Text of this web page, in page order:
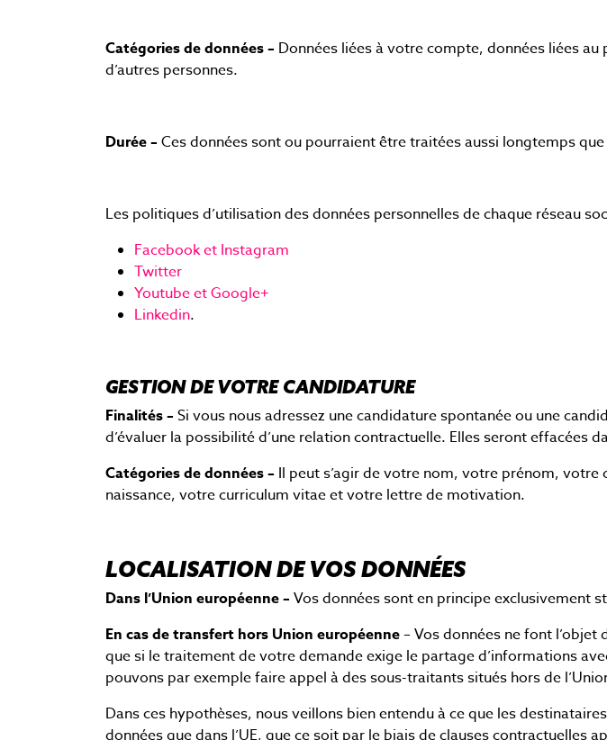
Catégories de données – Données liées à votre compte, données liées
d’autres personnes.
Durée – Ces données sont ou pourraient être traitées aussi longtemps
Les politiques d’utilisation des données personnelles de chaque réseau
Facebook et Instagram
Twitter
Youtube et Google+
Linkedin.
GESTION DE VOTRE CANDIDATURE
Finalités – Si vous nous adressez une candidature spontanée ou une
d’évaluer la possibilité d’une relation contractuelle. Elles seront effacées
Catégories de données – Il peut s’agir de votre nom, votre prénom,
naissance, votre curriculum vitae et votre lettre de motivation.
LOCALISATION DE VOS DONNÉES
Dans l’Union européenne – Vos données sont en principe exclusivement
En cas de transfert hors Union européenne– Vos données ne font
que si le traitement de votre demande exige le partage d’informations
pouvons par exemple faire appel à des sous-traitants situés hors de
Dans ces hypothèses, nous veillons bien entendu à ce que les
données que dans l’UE, que ce soit par le biais de clauses contractuelles